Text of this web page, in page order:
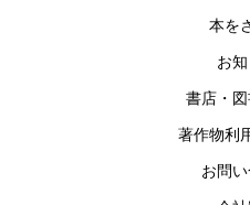
本を
お
書店・
著作物利
お問